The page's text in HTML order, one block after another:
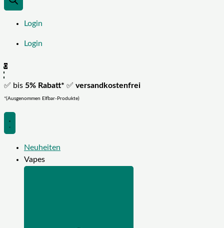
Login
Login
0
✅ bis 5% Rabatt* ✅ versandkostenfrei
*(Ausgenommen Elfbar-Produkte)
Neuheiten
Vapes